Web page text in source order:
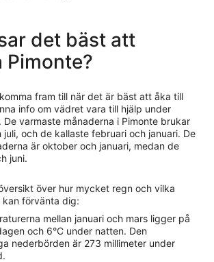
det bäst att
Pimonte?
fram till när det är bäst att åka till
info om vädret vara till hjälp under
De varmaste månaderna i Pimonte brukar
och de kallaste februari och januari. De
är oktober och januari, medan de
juni.
över hur mycket regn och vilka
förvänta dig:
mellan januari och mars ligger på
och 6°C under natten. Den
nederbörden är 273 millimeter under